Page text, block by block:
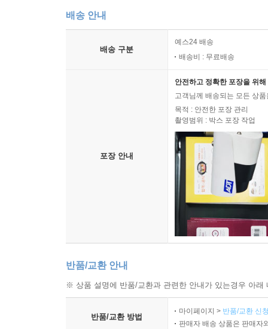
배송 안내
배송 구분
예스24 배송
배송비 : 무료배송
포장 안내
안전하고 정확한 포장을 위
고객님께 배송되는 모든 상
목적 : 안전한 포장 관리
촬영범위 : 박스 포장 작업
반품/교환 안내
※ 상품 설명에 반품/교환과 관련한 안내가 있는경우 아
반품/교환 방법
마이페이지 > 반품/교환 신
판매자 배송 상품은 판매자